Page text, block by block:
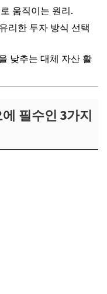
움직이는 원리.
리한 투자 방식 선택
낮추는 대체 자산 활
필수인 3가지